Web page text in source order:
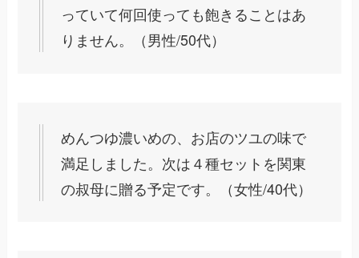
っていて何回使っても飽きることはあ
りません。（男性/50代）
めんつゆ濃いめの、お店のツユの味で
満足しました。次は４種セットを関東
の叔母に贈る予定です。（女性/40代）